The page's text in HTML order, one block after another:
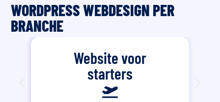
WORDPRESS WEBDESIGN PER
BRANCHE
Website voor
starters